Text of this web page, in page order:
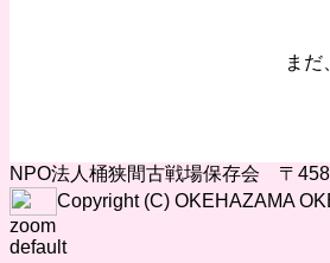
ま
NPO法人桶狭間古戦場保存会 〒
Copyright (C) OKEHAZAMA
zoom
default